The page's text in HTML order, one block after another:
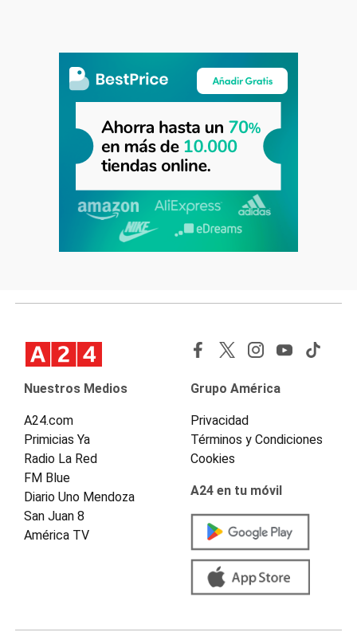
Nuestros Medios
A24.com
Primicias Ya
Radio La Red
FM Blue
Diario Uno Mendoza
San Juan 8
América TV
Grupo América
Privacidad
Términos y Condiciones
Cookies
A24 en tu móvil